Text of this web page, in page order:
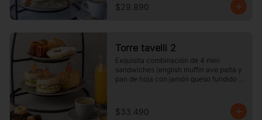
$29.890
Torre tavelli 2
Exquisita combinación de 4 mini
sandwiches (english muffin ave palta y
pan de hoja con jamón queso fundido
jugos pequeños.
$33.490